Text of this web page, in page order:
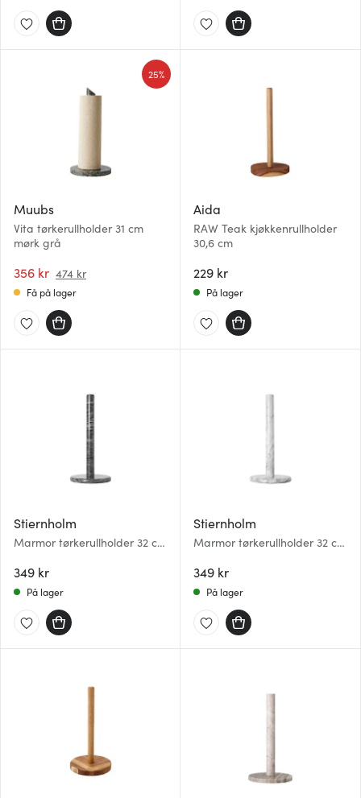
Muubs
Vita tørkerullholder 31 cm
mørk grå
356 kr 474 kr
25%
Få på lager
Aida
RAW Teak kjøkkenrullholder
30,6 cm
229 kr
På lager
Stiernholm
Marmor tørkerullholder 32 cm
349 kr
På lager
Stiernholm
Marmor tørkerullholder 32 cm
349 kr
På lager